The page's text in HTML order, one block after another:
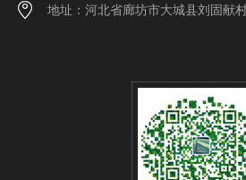
地址：河北省廊坊市大城县刘固献